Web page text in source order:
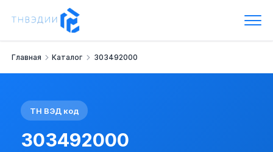
Код ТН ВЭД: 303492000
Рыба и ракообразные, моллюски и прочие водные
Рыба мороженая, за исключением рыбного филе и прочего
Прочий тунец (рода thunnus), скипджек, или тунец
НДС:10 %
Базовая информация
ПРОЧИЙ ТУНЕЦ (РОДА THUNNUS), СКИПДЖЕК, ИЛИ
Импорт:
Главная Каталог 303492000
ТН ВЭД код
303492000